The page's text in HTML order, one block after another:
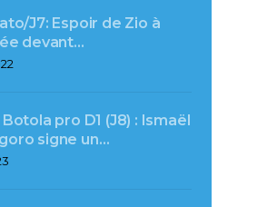
J7: Espoir de Zio à
devant…
pro D1 (J8) : Ismaël
signe un…